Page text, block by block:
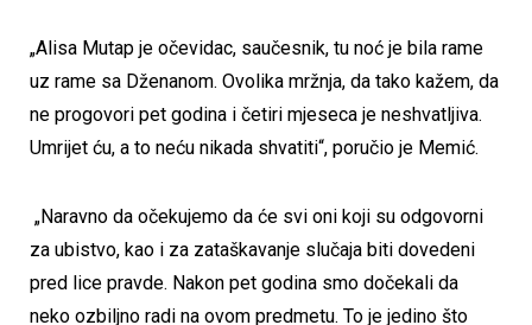
„Alisa Mutap je očevidac, saučesnik, tu noć je bila rame
uz rame sa Dženanom. Ovolika mržnja, da tako kažem, da
ne progovori pet godina i četiri mjeseca je neshvatljiva.
Umrijet ću, a to neću nikada shvatiti“, poručio je Memić.
„Naravno da očekujemo da će svi oni koji su odgovorni
za ubistvo, kao i za zataškavanje slučaja biti dovedeni
pred lice pravde. Nakon pet godina smo dočekali da
neko ozbiljno radi na ovom predmetu. To je jedino što